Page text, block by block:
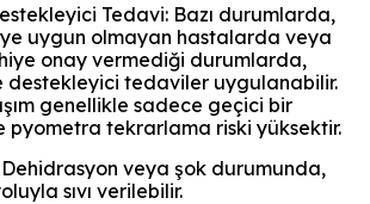
Tedavi: Bazı durumlarda,
uygun olmayan hastalarda veya
onay vermediği durumlarda,
destekleyici tedaviler uygulanabilir.
genellikle sadece geçici bir
pyometra tekrarlama riski yüksektir.
Dehidrasyon veya şok durumunda,
sıvı verilebilir.